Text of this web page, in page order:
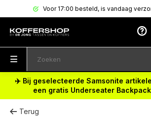
Voor 17:00 besteld, is vandaag
✈️ Bij geselecteerde Samsonite
een gratis Underseater
Terug